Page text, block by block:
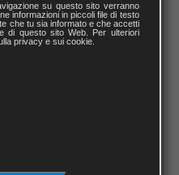
su questo sito verranno
informazioni in piccoli file di testo
che tu sia informato e che accetti
di questo sito Web. Per ulteriori
privacy e sui cookie.